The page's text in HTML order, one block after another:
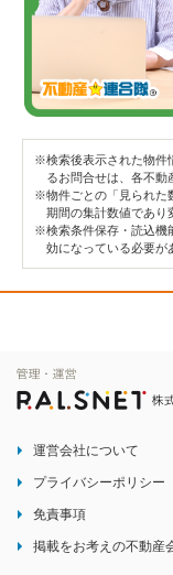
※検索後表示された物件
るお問合せは、各不動
※物件ごとの「見られた
期間の集計数値であり
※検索条件保存・読込機
効になっている必要が
運営会社について
プライバシーポリシー
免責事項
掲載をお考えの不動産